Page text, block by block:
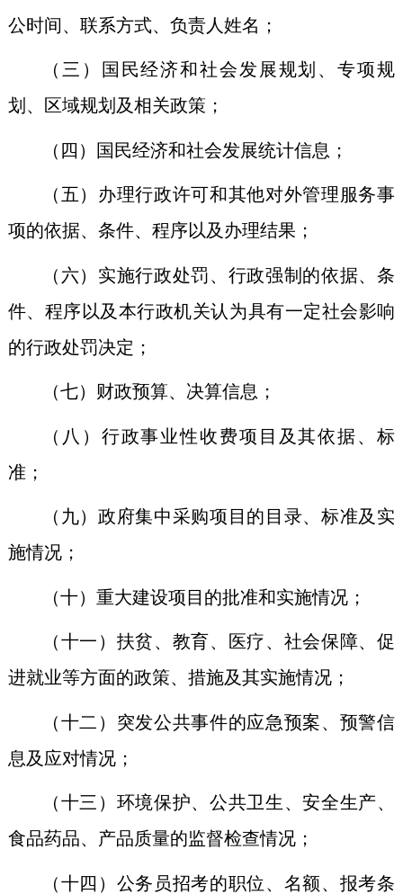
公时间、联系方式、负责人姓名；
（三）国民经济和社会发展规划、专项规
划、区域规划及相关政策；
（四）国民经济和社会发展统计信息；
（五）办理行政许可和其他对外管理服务事
项的依据、条件、程序以及办理结果；
（六）实施行政处罚、行政强制的依据、条
件、程序以及本行政机关认为具有一定社会影响
的行政处罚决定；
（七）财政预算、决算信息；
（八）行政事业性收费项目及其依据、标
准；
（九）政府集中采购项目的目录、标准及实
施情况；
（十）重大建设项目的批准和实施情况；
（十一）扶贫、教育、医疗、社会保障、促
进就业等方面的政策、措施及其实施情况；
（十二）突发公共事件的应急预案、预警信
息及应对情况；
（十三）环境保护、公共卫生、安全生产、
食品药品、产品质量的监督检查情况；
（十四）公务员招考的职位、名额、报考条